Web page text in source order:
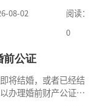
力，固定证据，但是
北京办理公证需要多
时候除了需要按照公
什么材料,北京公证需
公
08-02
阅读：
0
前公证
将结婚，或者已经结
办理婚前财产公证，